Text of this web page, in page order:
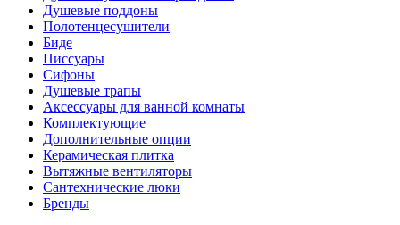
Душевые поддоны
Полотенцесушители
Биде
Писсуары
Сифоны
Душевые трапы
Аксессуары для ванной комнаты
Комплектующие
Дополнительные опции
Керамическая плитка
Вытяжные вентиляторы
Сантехнические люки
Бренды